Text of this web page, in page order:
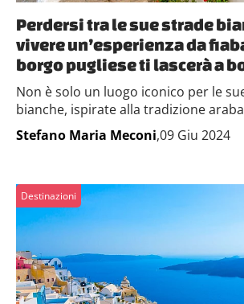
Perdersi tra le sue strade
vivere un’esperienza da
borgo pugliese ti lascerà a
Non è solo un luogo iconico per le
bianche, ispirate alla tradizione
Stefano Maria Meconi,09 Giu 2024
Destinazioni